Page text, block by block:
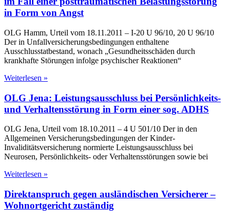
in Form von Angst
OLG Hamm, Urteil vom 18.11.2011 – I-20 U 96/10, 20 U 96/10
Der in Unfallversicherungsbedingungen enthaltene
Ausschlusstatbestand, wonach „Gesundheitsschäden durch
krankhafte Störungen infolge psychischer Reaktionen“
Weiterlesen »
OLG Jena: Leistungsausschluss bei Persönlichkeits-
und Verhaltensstörung in Form einer sog. ADHS
OLG Jena, Urteil vom 18.10.2011 – 4 U 501/10 Der in den
Allgemeinen Versicherungsbedingungen der Kinder-
Invaliditätsversicherung normierte Leistungsausschluss bei
Neurosen, Persönlichkeits- oder Verhaltensstörungen sowie bei
Weiterlesen »
Direktanspruch gegen ausländischen Versicherer –
Wohnortgericht zuständig